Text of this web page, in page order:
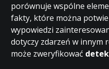
porównuje wspólne
fakty, które można
wypowiedzi
dotyczy zdarzeń w innym
może zweryfikować